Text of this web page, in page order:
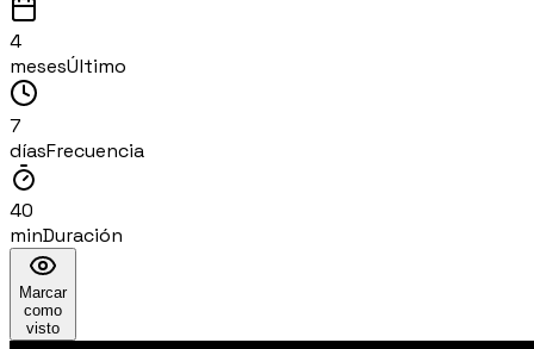
4
mesesÚltimo
7
díasFrecuencia
40
minDuración
Marcar
como
visto